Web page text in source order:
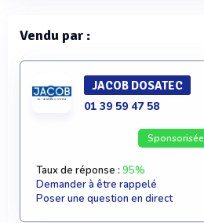
Vendu par :
JACOB DOSATEC
01 39 59 47 58
Sponsorisée
Taux de réponse : 95%
Demander à être rappelé
Poser une question en direct